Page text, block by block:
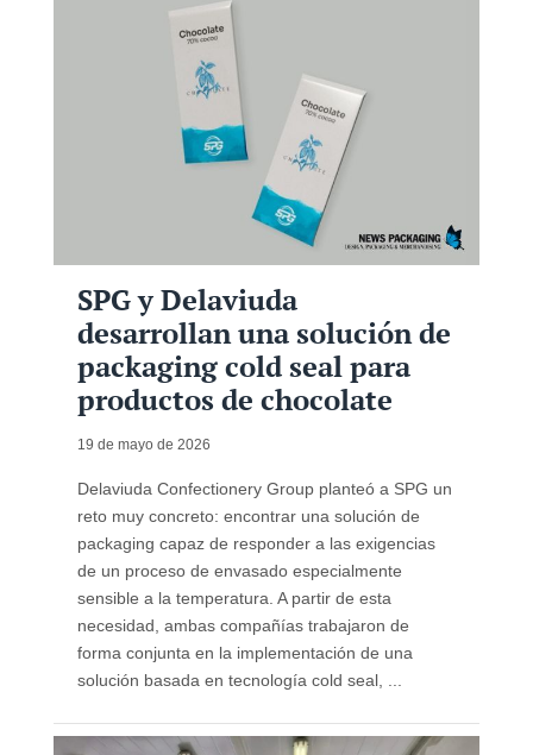
SPG y Delaviuda
desarrollan una solución de
packaging cold seal para
productos de chocolate
19 de mayo de 2026
Delaviuda Confectionery Group planteó a SPG un
reto muy concreto: encontrar una solución de
packaging capaz de responder a las exigencias
de un proceso de envasado especialmente
sensible a la temperatura. A partir de esta
necesidad, ambas compañías trabajaron de
forma conjunta en la implementación de una
solución basada en tecnología cold seal, ...